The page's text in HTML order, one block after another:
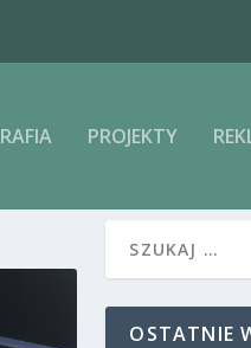
PROJEKTY
OSTATNIE